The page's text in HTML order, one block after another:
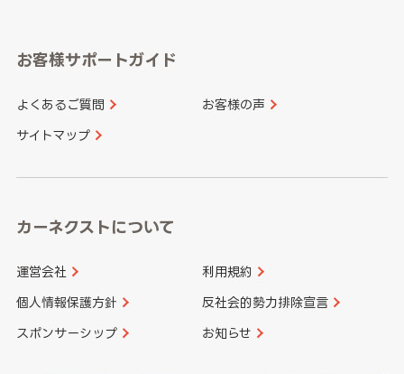
愛知県
和歌山県
山口県
香川県 愛媛県
長崎県
大分県 宮崎県
お客様サポートガイド
よくあるご質問 お客様の声
サイトマップ
カーネクストについて
運営会社 利用規約
個人情報保護方針 反社会的勢力排除宣言
スポンサーシップ お知らせ